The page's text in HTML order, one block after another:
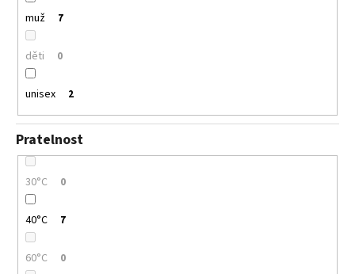
muž 7
děti 0
unisex 2
Pratelnost
30°C 0
40°C 7
60°C 0